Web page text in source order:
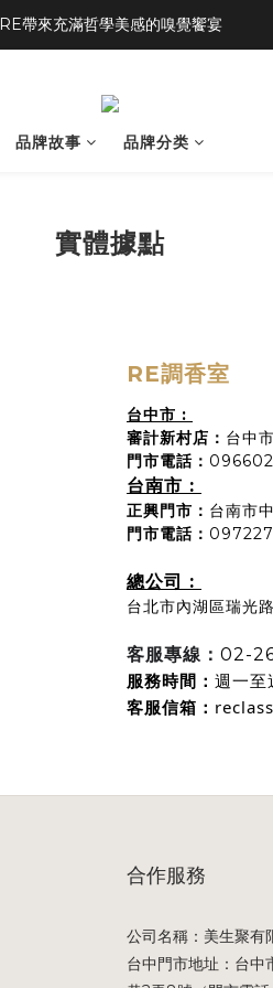
RE帶來充滿哲學美感的嗅覺饗宴
品牌故事 品牌分类
實體據點
RE調香室
台中市 :
審計新村店： 台中
門市電話 ：
台南市 :
正興門市 ： 台南市
門市電話：
總公司 :
台北市內湖區瑞光
客服專線： 02-
服務時間： 週一至
客服信箱：
合作服務
公司名稱：美生聚有
台中門市地址：台中